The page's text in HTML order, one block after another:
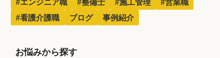
#エンジニア職
#整備士 #施工管理
#営業職
#看護介護職
ブログ 事例紹介
お悩みから探す